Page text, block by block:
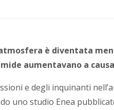
è diventata
aumentavano a
e degli inquinanti
uno studio Enea